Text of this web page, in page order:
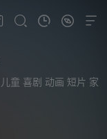
儿童 喜剧 动画 短片 家